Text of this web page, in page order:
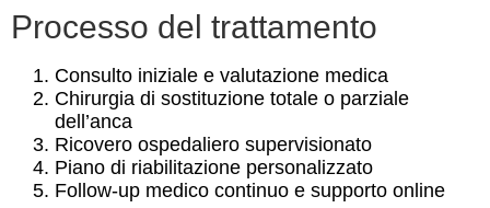
Processo del trattamento
Consulto iniziale e valutazione medica
Chirurgia di sostituzione totale o parziale
dell’anca
Ricovero ospedaliero supervisionato
Piano di riabilitazione personalizzato
Follow-up medico continuo e supporto online